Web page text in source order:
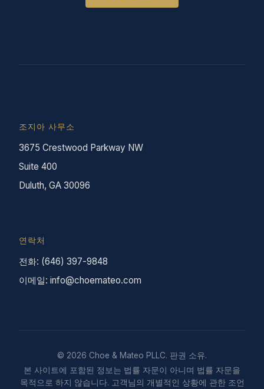
조지아 사무소
3675 Crestwood Parkway NW
Suite 400
Duluth, GA 30096
연락처
전화: (646) 397-9848
이메일: info@choemateo.com
© 2026 Choe & Mateo PLLC. 판권 소유.
본 사이트에 포함된 정보는 법률 자문이 아니며 법률 자문을
목적으로 하지 않습니다. 고객님의 개별적인 상황에 관한 조언